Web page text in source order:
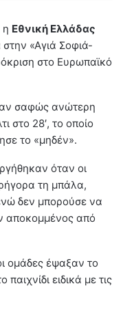
η Εθνική Ελλάδας
στην «Αγιά Σοφιά-
στο Ευρωπαϊκό
σαφώς ανώτερη
στο 28′, το οποίο
το «μηδέν».
όταν οι
τη μπάλα,
δεν μπορούσε να
αποκομμένος από
ομάδες έψαξαν το
ειδικά με τις